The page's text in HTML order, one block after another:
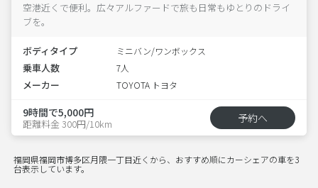
空港近くで便利。広々アルファードで旅も日常もゆとりのドライ
ブを。
ボディタイプ ミニバン/ワンボックス
乗車人数 7人
メーカー TOYOTA トヨタ
9時間で5,000円
距離料金 300円/10km 予約へ
福岡県福岡市博多区月隈一丁目近くから、おすすめ順にカーシェアの車を3
台表示しています。